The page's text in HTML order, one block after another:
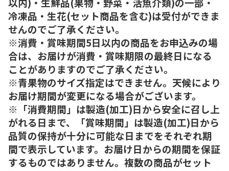
冷凍品・生花(セット商品を含む)は受付ができま
せんのでご了承ください。
※消費・賞味期間5日以内の商品をお申込みの場
合は、お届けが消費・賞味期限の最終日になる
ことがありますのでご了承ください。
※青果物のサイズ指定はできません。天候により
お届け期間が変更になる場合がございます。
※「消費期間」は製造(加工)日から安全に召し上
がれる日まで、「賞味期間」は製造(加工)日から
品質の保持が十分に可能な日までをそれぞれ期
間で表示しています。お届け日からの期間を保証
するものではありません。複数の商品がセット